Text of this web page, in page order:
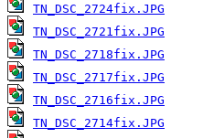
TN_DSC_2724fix.JPG
TN_DSC_2721fix.JPG
TN_DSC_2718fix.JPG
TN_DSC_2717fix.JPG
TN_DSC_2716fix.JPG
TN_DSC_2714fix.JPG